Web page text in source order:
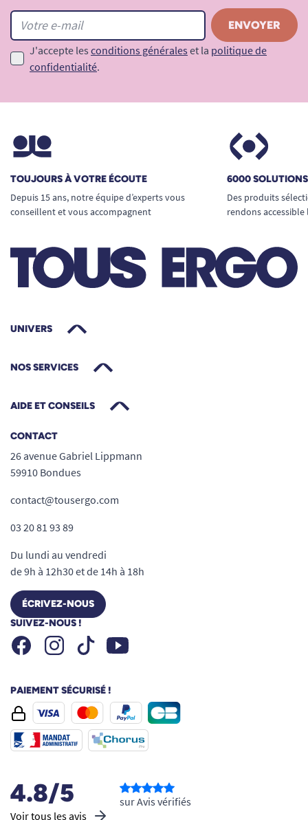
J'accepte les conditions générales et la politique de
confidentialité.
TOUJOURS À VOTRE ÉCOUTE
Depuis 15 ans, notre équipe d’experts vous
conseillent et vous accompagnent
6000
Des produits
rendons
UNIVERS
NOS SERVICES
AIDE ET CONSEILS
CONTACT
26 avenue Gabriel Lippmann
59910 Bondues
contact@tousergo.com
03 20 81 93 89
Du lundi au vendredi
de 9h à 12h30 et de 14h à 18h
ÉCRIVEZ-NOUS
SUIVEZ-NOUS !
FacebookInstagramTiktok Youtube
PAIEMENT SÉCURISÉ !
4.8/5
Voir tous les avis
sur Avis vérifiés